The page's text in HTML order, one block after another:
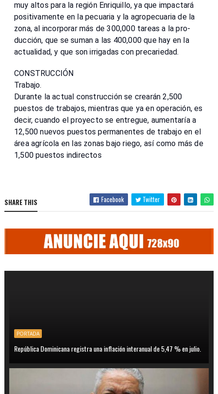
muy altos para la región Enriquillo, ya que impacta­rá
positivamente en la pe­cuaria y la agropecuaria de la
zona, al incorporar más de 300,000 tareas a la pro­
ducción, que se suman a las 400,000 que hay en la
actualidad, y que son irri­gadas con precariedad.
CONSTRUCCIÓN
Trabajo.
Durante la actual cons­trucción se crearán 2,500
puestos de tra­bajos, mientras que ya en operación, es
decir, cuando el proyecto se entregue, aumentaría a
12,500 nuevos puestos permanentes de trabajo en el
área agrícola en las zonas bajo riego, así co­mo más de
1,500 pues­tos indirectos
SHARE THIS Facebook Twitter
PORTADA
República Dominicana registra una inflación interanual de 5,47 % en julio.